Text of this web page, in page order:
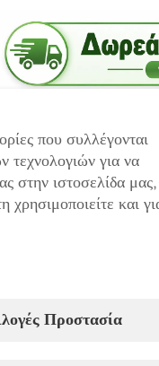
ΑΦΗΣΤΕ
που συλλέγονται
για να
στην ιστοσελίδα
και
Προστασία